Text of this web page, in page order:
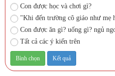
Con được học và chơi gì?
"Khi đến trường cô giáo như mẹ
Con được ăn gì? uống gì? ngủ
Tất cả các ý kiến trên